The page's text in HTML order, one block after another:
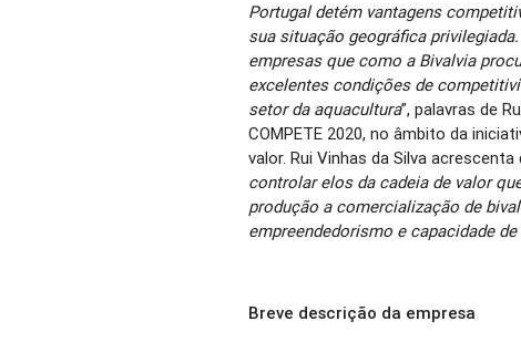
Portugal detém vantagens
sua situação geográfica
empresas que como a Bivalvia
excelentes condições de
setor da aquacultura”, palavras de
COMPETE 2020, no âmbito da
valor. Rui Vinhas da Silva acrescenta
controlar elos da cadeia de valor
produção a comercialização de
empreendedorismo e capacidade
Breve descrição da empresa